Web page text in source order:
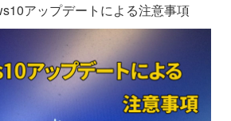
アップデートによる注意事項